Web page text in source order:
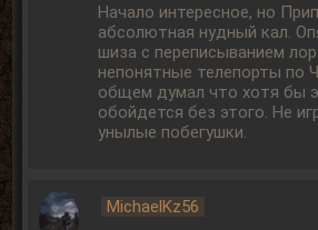
Начало интересное, но
абсолютная нудный кал.
шиза с переписыванием
непонятные телепорты по
общем думал что хотя бы
обойдется без этого. Не
унылые побегушки.
MichaelKz56